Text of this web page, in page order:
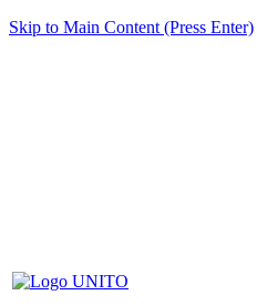
Skip to Main Content (Press Enter)